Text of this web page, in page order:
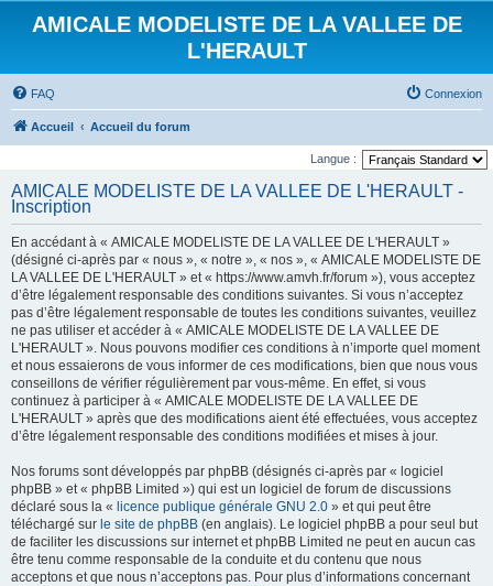
AMICALE MODELISTE DE LA VALLEE DE
L'HERAULT
FAQ Connexion
Accueil Accueil du forum
Langue :
AMICALE MODELISTE DE LA VALLEE DE L'HERAULT -
Inscription
En accédant à « AMICALE MODELISTE DE LA VALLEE DE L'HERAULT »
(désigné ci-après par « nous », « notre », « nos », « AMICALE MODELISTE DE
LA VALLEE DE L'HERAULT » et « https://www.amvh.fr/forum »), vous acceptez
d’être légalement responsable des conditions suivantes. Si vous n’acceptez
pas d’être légalement responsable de toutes les conditions suivantes, veuillez
ne pas utiliser et accéder à « AMICALE MODELISTE DE LA VALLEE DE
L'HERAULT ». Nous pouvons modifier ces conditions à n’importe quel moment
et nous essaierons de vous informer de ces modifications, bien que nous vous
conseillons de vérifier régulièrement par vous-même. En effet, si vous
continuez à participer à « AMICALE MODELISTE DE LA VALLEE DE
L'HERAULT » après que des modifications aient été effectuées, vous acceptez
d’être légalement responsable des conditions modifiées et mises à jour.
Nos forums sont développés par phpBB (désignés ci-après par « logiciel
phpBB » et « phpBB Limited ») qui est un logiciel de forum de discussions
déclaré sous la « licence publique générale GNU 2.0 » et qui peut être
téléchargé sur le site de phpBB (en anglais). Le logiciel phpBB a pour seul but
de faciliter les discussions sur internet et phpBB Limited ne peut en aucun cas
être tenu comme responsable de la conduite et du contenu que nous
acceptons et que nous n’acceptons pas. Pour plus d’informations concernant